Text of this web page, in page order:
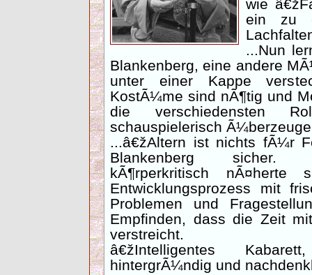
wie
ein zu
...Nun
Blankenberg, eine andere
unter einer Kappe
KostÃ¼me sind nÃ¶tig und
die verschiedensten
schauspielerisch
...â€žAltern ist nichts fÃ¼r
Blankenberg sicher.
kÃ¶rperkritisch
Entwicklungsprozess mit
Problemen und
Empfinden, dass die Zeit
verstreicht.
â€žIntelligentes
hintergrÃ¼ndig und